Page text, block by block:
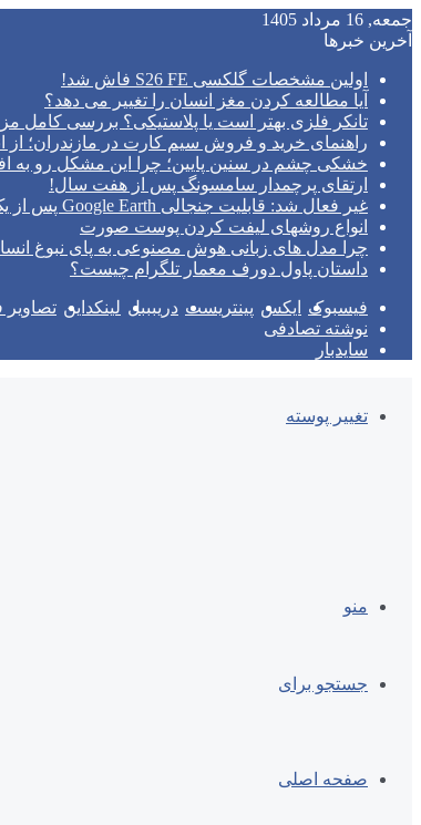
جمعه, 16 مرداد 1405
آخرین خبرها
اولین مشخصات گلکسی S26 FE فاش شد!
آیا مطالعه کردن مغز انسان را تغییر می‌ دهد؟
تانکر فلزی بهتر است یا پلاستیکی؟ بررسی کامل
راهنمای خرید و فروش سیم کارت در مازندران؛
خشکی چشم در سنین پایین؛ چرا این مشکل رو به
ارتقای پرچمدار سامسونگ پس از هفت سال!
غیر فعال شد: قابلیت جنجالی Google Earth پس از یک روز!
انواع روشهای لیفت کردن پوست صورت
چرا مدل‌ های زبانی هوش مصنوعی به پای نبوغ
داستان پاول دورف معمار تلگرام چیست؟
فیسبوک ایکس پینتریست دریبببل لینکداین تصاویر
نوشته تصادفی
سایدبار
تغییر پوسته
منو
جستجو برای
صفحه اصلی